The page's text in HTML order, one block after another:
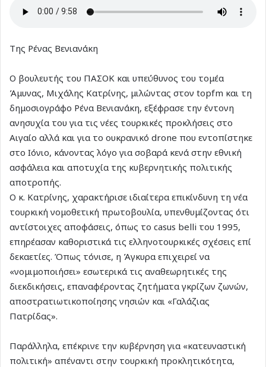
Tης Ρένας Βενιανάκη
Ο βουλευτής του ΠΑΣΟΚ και υπεύθυνος του τομέα
Άμυνας, Μιχάλης Κατρίνης, μιλώντας στον topfm και τη
δημοσιογράφο Ρένα Βενιανάκη, εξέφρασε την έντονη
ανησυχία του για τις νέες τουρκικές προκλήσεις στο
Αιγαίο αλλά και για το ουκρανικό drone που εντοπίστηκε
στο Ιόνιο, κάνοντας λόγο για σοβαρά κενά στην εθνική
ασφάλεια και αποτυχία της κυβερνητικής πολιτικής
αποτροπής.
Ο κ. Κατρίνης, χαρακτήρισε ιδιαίτερα επικίνδυνη τη νέα
τουρκική νομοθετική πρωτοβουλία, υπενθυμίζοντας ότι
αντίστοιχες αποφάσεις, όπως το casus belli του 1995,
επηρέασαν καθοριστικά τις ελληνοτουρκικές σχέσεις επί
δεκαετίες. Όπως τόνισε, η Άγκυρα επιχειρεί να
«νομιμοποιήσει» εσωτερικά τις αναθεωρητικές της
διεκδικήσεις, επαναφέροντας ζητήματα γκρίζων ζωνών,
αποστρατιωτικοποίησης νησιών και «Γαλάζιας
Πατρίδας».
Παράλληλα, επέκρινε την κυβέρνηση για «κατευναστική
πολιτική» απέναντι στην τουρκική προκλητικότητα,